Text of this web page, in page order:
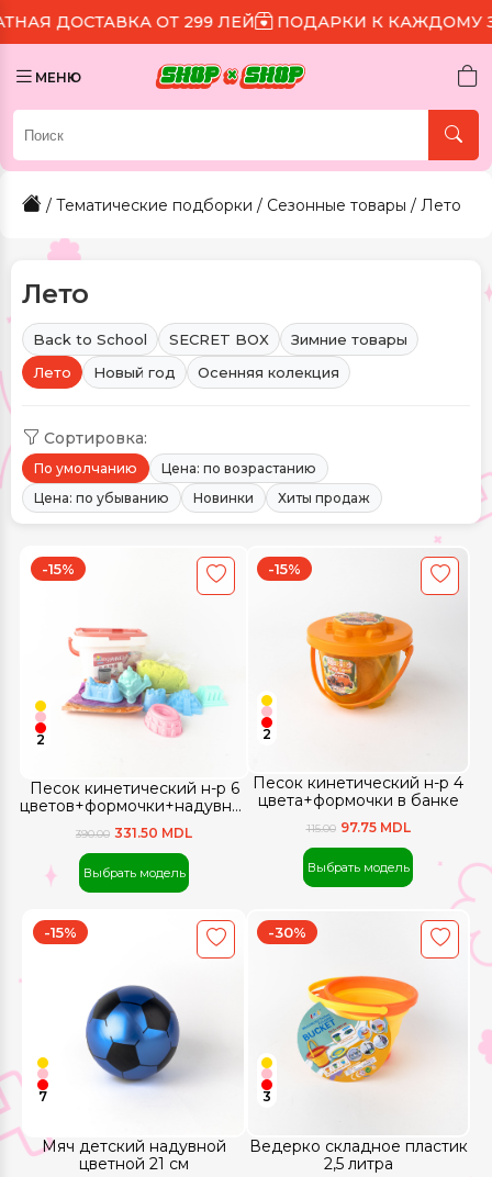
ОТ 299 ЛЕЙ ПОДАРКИ К КАЖДОМУ ЗАКАЗУ
МЕНЮ
/ Тематические подборки / Сезонные товары / Лето
Лето
Back to School SECRET BOX
Зимние товары
Лето
Новый год Осенняя колекция
Сортировка:
По умолчанию
Цена: по возрастанию
Цена: по убыванию
Новинки Хиты продаж
Песок кинетический н-р 6
цветов+формочки+надувная
песочница
-15%
2
390.00 331.50 MDL
Выбрать модель
Песок кинетический н-р 4
цвета+формочки в банке
-15%
2
115.00 97.75 MDL
Выбрать модель
Мяч детский надувной
цветной 21 см
-15%
7
Ведерко складное пластик
2,5 литра
-30%
3